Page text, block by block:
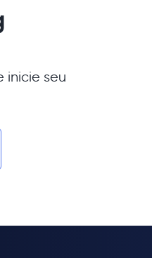
inicie seu